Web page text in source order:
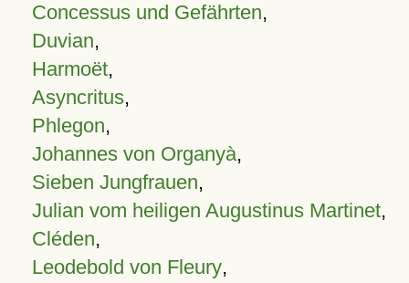
Concessus und Gefährten,
Duvian,
Harmoët,
Asyncritus,
Phlegon,
Johannes von Organyà,
Sieben Jungfrauen,
Julian vom heiligen Augustinus Martinet,
Cléden,
Leodebold von Fleury,